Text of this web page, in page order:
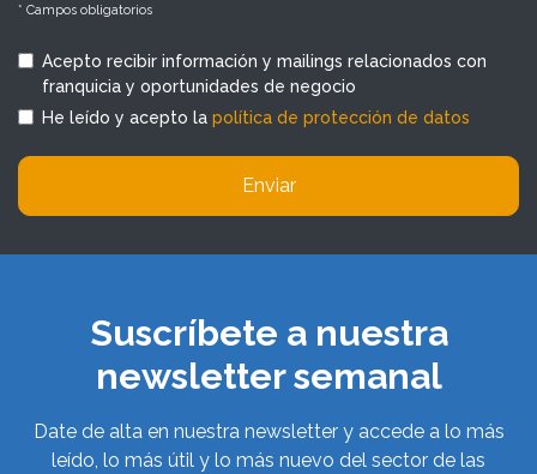
* Campos obligatorios
Acepto recibir información y mailings relacionados con
franquicia y oportunidades de negocio
He leído y acepto la política de protección de datos
Enviar
Suscríbete a nuestra
newsletter semanal
Date de alta en nuestra newsletter y accede a lo más
leído, lo más útil y lo más nuevo del sector de las